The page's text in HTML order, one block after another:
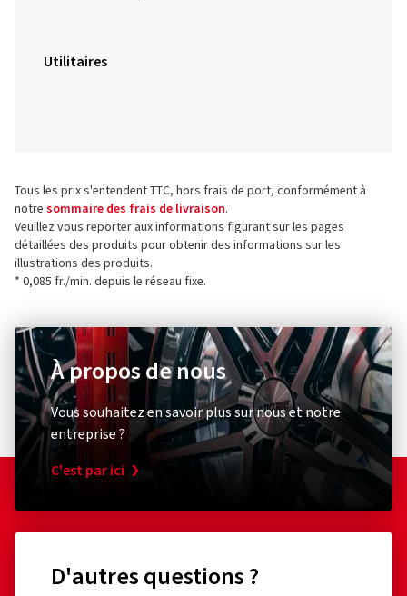
Utilitaires
Tous les prix s'entendent TTC, hors frais de port, conformément à
notre sommaire des frais de livraison.
Veuillez vous reporter aux informations figurant sur les pages
détaillées des produits pour obtenir des informations sur les
illustrations des produits.
* 0,085 fr./min. depuis le réseau fixe.
À propos de nous
Vous souhaitez en savoir plus sur nous et notre
entreprise ?
C'est par ici
D'autres questions ?